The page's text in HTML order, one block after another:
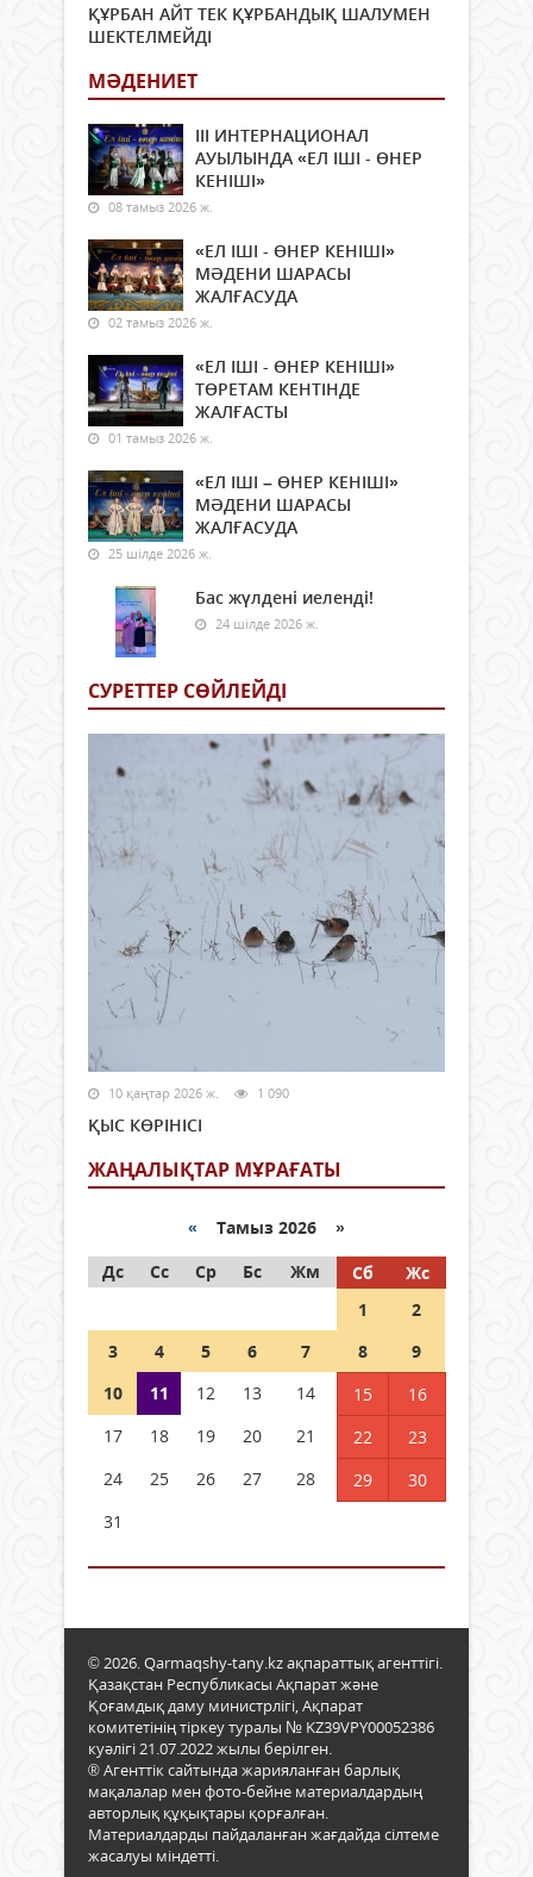
ҚҰРБАН АЙТ ТЕК ҚҰРБАНДЫҚ ШАЛУМЕН
ШЕКТЕЛМЕЙДІ
МӘДЕНИЕТ
ІІІ ИНТЕРНАЦИОНАЛ
АУЫЛЫНДА «ЕЛ ІШІ - ӨНЕР
КЕНІШІ»
08 тамыз 2026 ж.
«ЕЛ ІШІ - ӨНЕР КЕНІШІ»
МӘДЕНИ ШАРАСЫ
ЖАЛҒАСУДА
02 тамыз 2026 ж.
«ЕЛ ІШІ - ӨНЕР КЕНІШІ»
ТӨРЕТАМ КЕНТІНДЕ
ЖАЛҒАСТЫ
01 тамыз 2026 ж.
«ЕЛ ІШІ – ӨНЕР КЕНІШІ»
МӘДЕНИ ШАРАСЫ
ЖАЛҒАСУДА
25 шілде 2026 ж.
Бас жүлдені иеленді!
24 шілде 2026 ж.
СУРЕТТЕР СӨЙЛЕЙДI
10 қаңтар 2026 ж. 1 090
ҚЫС КӨРІНІСІ
ЖАҢАЛЫҚТАР МҰРАҒАТЫ
« Тамыз 2026 »
Дс
Сс Ср Бс Жм Сб
Жс
1
2
3
4 5 6 7 8
9
10
11 12 13 14 15
16
17
18 19 20 21 22
23
24
25 26 27 28 29
30
31
© 2026. Qarmaqshy-tany.kz ақпараттық агенттігі.
Қазақстан Республикасы Ақпарат және
Қоғамдық даму министрлігі, Ақпарат
комитетінің тіркеу туралы № KZ39VPY00052386
куәлігі 21.07.2022 жылы берілген.
® Агенттік сайтында жарияланған барлық
мақалалар мен фото-бейне материалдардың
авторлық құқықтары қорғалған.
Материалдарды пайдаланған жағдайда сілтеме
жасалуы міндетті.